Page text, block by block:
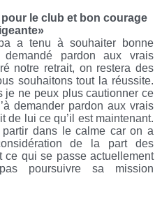
le club et bon courage
a tenu à souhaiter bonne
pardon aux vrais
notre retrait, on restera des
souhaitons tout la réussite.
je ne peux plus cautionner ce
demander pardon aux vrais
de lui ce qu’il est maintenant.
dans le calme car on a
de la part des
ce qui se passe actuellement
poursuivre sa mission